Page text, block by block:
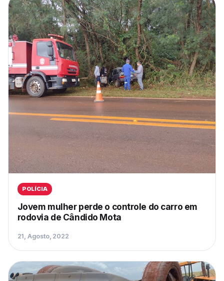
POLÍCIA
Jovem mulher perde o controle do carro em
rodovia de Cândido Mota
21, Agosto, 2022